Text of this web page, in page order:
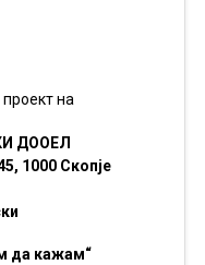
на
ДООЕЛ
1000 Скопје
да кажам“